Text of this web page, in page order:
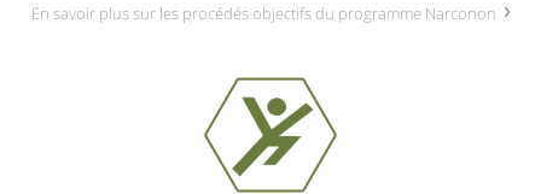
En savoir plus sur les procédés objectifs du programme Narconon